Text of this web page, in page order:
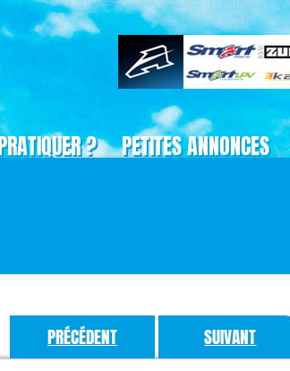
? PETITES ANNONCES
PRÉCÉDENT SUIVANT